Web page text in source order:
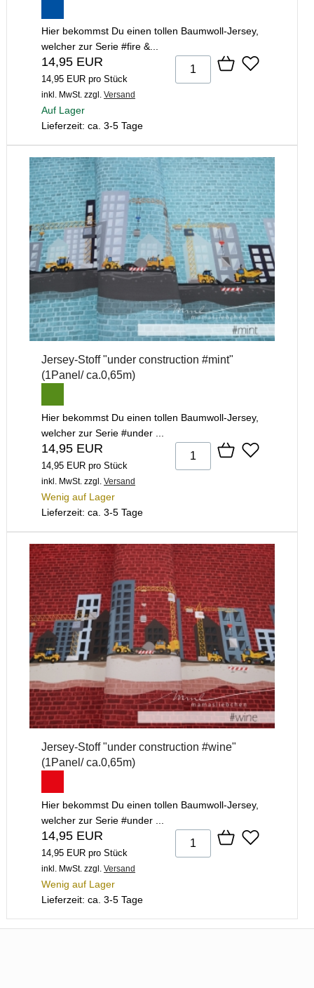
Hier bekommst Du einen tollen Baumwoll-Jersey,
welcher zur Serie #fire &...
14,95 EUR
14,95 EUR pro Stück
inkl. MwSt. zzgl. Versand
Auf Lager
Lieferzeit: ca. 3-5 Tage
Jersey-Stoff "under construction #mint"
(1Panel/ ca.0,65m)
Hier bekommst Du einen tollen Baumwoll-Jersey,
welcher zur Serie #under ...
14,95 EUR
14,95 EUR pro Stück
inkl. MwSt. zzgl. Versand
Wenig auf Lager
Lieferzeit: ca. 3-5 Tage
Jersey-Stoff "under construction #wine"
(1Panel/ ca.0,65m)
Hier bekommst Du einen tollen Baumwoll-Jersey,
welcher zur Serie #under ...
14,95 EUR
14,95 EUR pro Stück
inkl. MwSt. zzgl. Versand
Wenig auf Lager
Lieferzeit: ca. 3-5 Tage